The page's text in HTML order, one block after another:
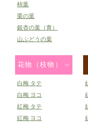
柿葉
栗の葉
銀杏の葉（青）
山ぶどうの葉
花物（枝物）
白梅 タテ
白梅 ヨコ
紅梅 タテ
紅梅 ヨコ